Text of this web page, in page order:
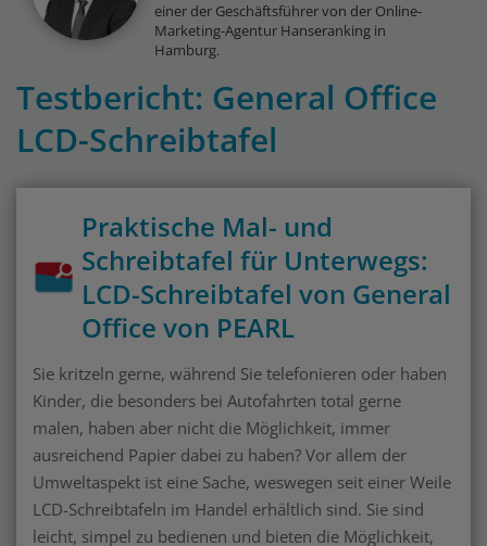
einer der Geschäftsführer von der Online-
Marketing-Agentur Hanseranking in
Hamburg.
Testbericht: General Office
LCD-Schreibtafel
Praktische Mal- und
Schreibtafel für Unterwegs:
LCD-Schreibtafel von General
Office von PEARL
Sie kritzeln gerne, während Sie telefonieren oder haben
Kinder, die besonders bei Autofahrten total gerne
malen, haben aber nicht die Möglichkeit, immer
ausreichend Papier dabei zu haben? Vor allem der
Umweltaspekt ist eine Sache, weswegen seit einer Weile
LCD-Schreibtafeln im Handel erhältlich sind. Sie sind
leicht, simpel zu bedienen und bieten die Möglichkeit,